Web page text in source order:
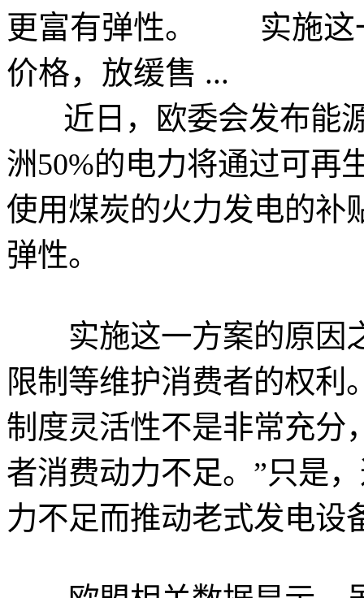
更富有弹性。 实施这
价格，放缓售 ...
近日，欧委会发布能源
洲50%的电力将通过可再
使用煤炭的火力发电的补
弹性。
实施这一方案的原因
限制等维护消费者的权利
制度灵活性不是非常充分
者消费动力不足。”只是
力不足而推动老式发电设